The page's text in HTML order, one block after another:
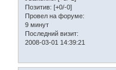
Позитив: [+0/-0]
Провел на форуме:
9 минут
Последний визит:
2008-03-01 14:39:21